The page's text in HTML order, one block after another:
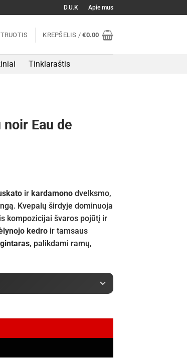
D.U.K Apie mus
KREPŠELIS /€0.00
Tinklaraštis
Eau de
ir kardamono dvelksmo,
Kvepalų širdyje dominuoja
kompozicijai švaros pojūtį ir
kedro ir tamsaus
gintaras, palikdami ramų,